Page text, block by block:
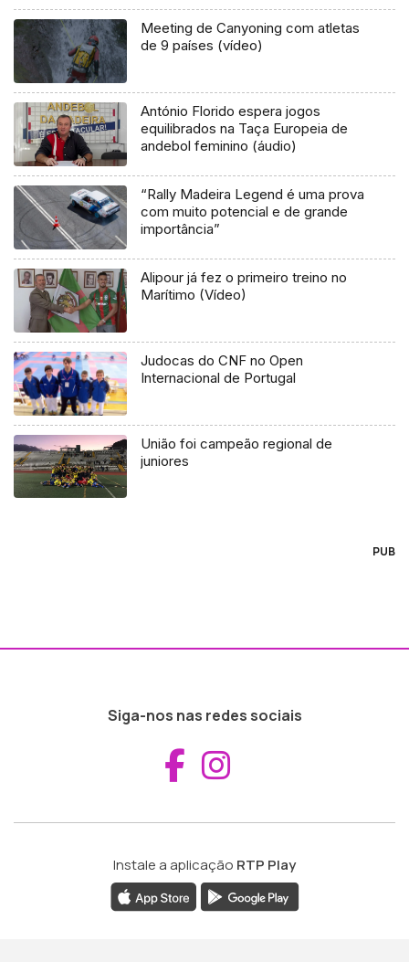
Meeting de Canyoning com atletas
de 9 países (vídeo)
António Florido espera jogos
equilibrados na Taça Europeia de
andebol feminino (áudio)
“Rally Madeira Legend é uma prova
com muito potencial e de grande
importância”
Alipour já fez o primeiro treino no
Marítimo (Vídeo)
Judocas do CNF no Open
Internacional de Portugal
União foi campeão regional de
juniores
PUB
Siga-nos nas redes sociais
Aceder ao
Instale a aplicação RTP Play